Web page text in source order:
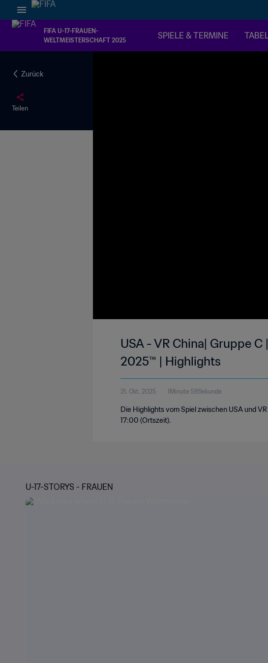
FIFA U-17-FRAUEN-
WELTMEISTERSCHAFT 2025
SPIELE & TERMINE
Zurück
Teilen
USA - VR China| Gruppe
2025™ | Highlights
21. Okt. 2025 1Minute 59Sekunde
Die Highlights vom Spiel zwischen USA und
17:00 (Ortszeit).
U-17-STORYS - FRAUEN